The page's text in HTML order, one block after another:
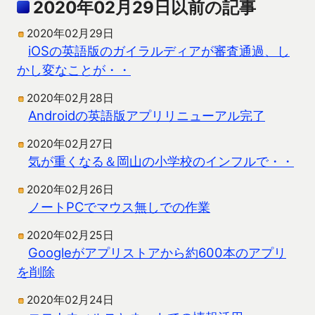
2020年02月29日以前の記事
2020年02月29日
iOSの英語版のガイラルディアが審査通過、し
かし変なことが・・
2020年02月28日
Androidの英語版アプリリニューアル完了
2020年02月27日
気が重くなる＆岡山の小学校のインフルで・・
2020年02月26日
ノートPCでマウス無しでの作業
2020年02月25日
Googleがアプリストアから約600本のアプリ
を削除
2020年02月24日